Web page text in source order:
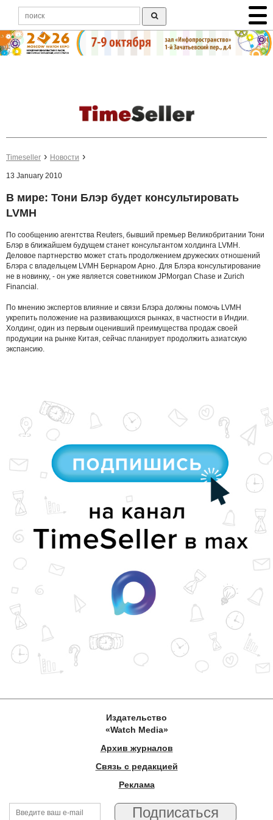
Timeseller Новости
13 January 2010
В мире: Тони Блэр будет консультировать
LVMH
По сообщению агентства Reuters, бывший премьер Великобритании Тони
Блэр в ближайшем будущем станет консультантом холдинга LVMH.
Деловое партнерство может стать продолжением дружеских отношений
Блэра с владельцем LVMH Бернаром Арно. Для Блэра консультирование
не в новинку, - он уже является советником JPMorgan Chase и Zurich
Financial.
По мнению экспертов влияние и связи Блэра должны помочь LVMH
укрепить положение на развивающихся рынках, в частности в Индии.
Холдинг, один из первым оценивший преимущества продаж своей
продукции на рынке Китая, сейчас планирует продолжить азиатскую
экспансию.
Издательство
«Watch Media»
Архив журналов
Связь с редакцией
Реклама